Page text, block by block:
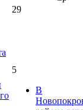
29
5
В